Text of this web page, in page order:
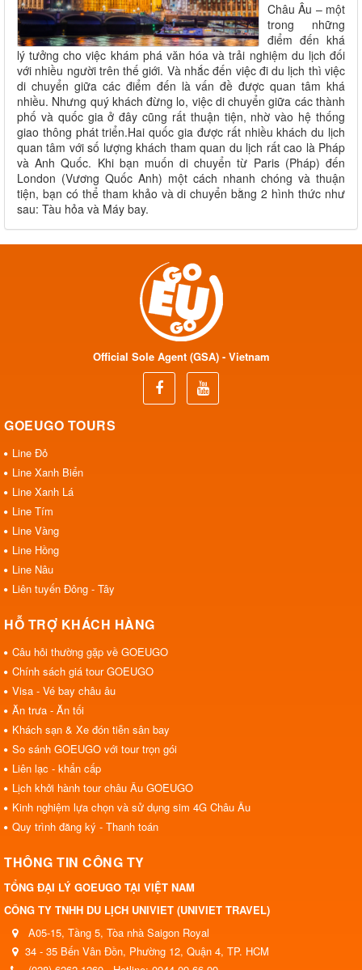
Châu Âu – một
trong những
điểm đến khá
lý tưởng cho việc khám phá văn hóa và trải nghiệm du lịch đối
với nhiều người trên thế giới. Và nhắc đến việc đi du lịch thì việc
di chuyển giữa các điểm đến là vấn đề được quan tâm khá
nhiều. Nhưng quý khách đừng lo, việc di chuyển giữa các thành
phố và quốc gia ở đây cũng rất thuận tiện, nhờ vào hệ thống
giao thông phát triển.Hai quốc gia được rất nhiều khách du lịch
quan tâm với số lượng khách tham quan du lịch rất cao là Pháp
và Anh Quốc. Khi bạn muốn di chuyển từ Paris (Pháp) đến
London (Vương Quốc Anh) một cách nhanh chóng và thuận
tiện, bạn có thể tham khảo và di chuyển bằng 2 hình thức như
sau: Tàu hỏa và Máy bay.
Official Sole Agent (GSA) - Vietnam
GOEUGO TOURS
Line Đỏ
Line Xanh Biển
Line Xanh Lá
Line Tím
Line Vàng
Line Hồng
Line Nâu
Liên tuyến Đông - Tây
HỖ TRỢ KHÁCH HÀNG
Câu hỏi thường gặp về GOEUGO
Chính sách giá tour GOEUGO
Visa - Vé bay châu âu
Ăn trưa - Ăn tối
Khách sạn & Xe đón tiễn sân bay
So sánh GOEUGO với tour trọn gói
Liên lạc - khẩn cấp
Lịch khởi hành tour châu Âu GOEUGO
Kinh nghiệm lựa chọn và sử dụng sim 4G Châu Âu
Quy trình đăng ký - Thanh toán
THÔNG TIN CÔNG TY
TỔNG ĐẠI LÝ GOEUGO TẠI VIỆT NAM
CÔNG TY TNHH DU LỊCH UNIVIET (UNIVIET TRAVEL)
A05-15, Tầng 5, Tòa nhà Saigon Royal
34 - 35 Bến Vân Đồn, Phường 12, Quận 4, TP. HCM